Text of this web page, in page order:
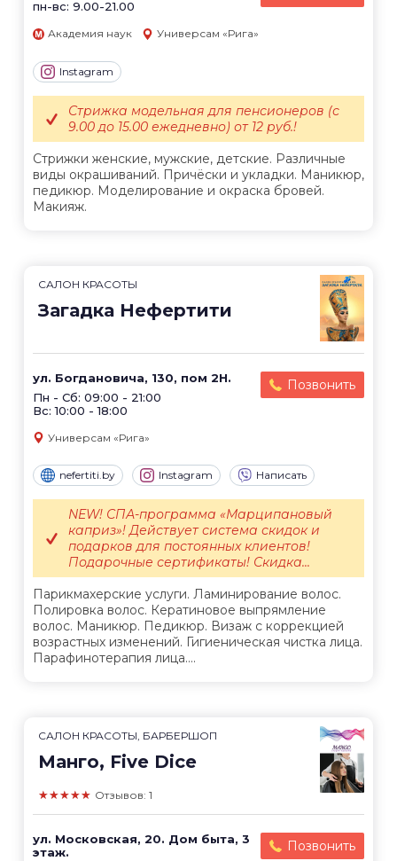
пн-вс: 9.00-21.00
Академия наук Универсам «Рига»
Instagram
Стрижки женские, мужские, детские. Различные
виды окрашиваний. Причёски и укладки. Маникюр,
педикюр. Моделирование и окраска бровей.
Макияж.
Стрижка модельная для пенсионеров (с
9.00 до 15.00 ежедневно) от 12 руб.!
САЛОН КРАСОТЫ
Загадка Нефертити
ул. Богдановича, 130, пом 2Н.
Пн - Сб: 09:00 - 21:00
Вс: 10:00 - 18:00
Позвонить
Универсам «Рига»
nefertiti.by Instagram Написать
Парикмахерские услуги. Ламинирование волос.
Полировка волос. Кератиновое выпрямление
волос. Маникюр. Педикюр. Визаж с коррекцией
возрастных изменений. Гигиеническая чистка лица.
Парафинотерапия лица....
NEW! СПА-программа «Марципановый
каприз»! Действует система скидок и
подарков для постоянных клиентов!
Подарочные сертификаты! Скидка...
САЛОН КРАСОТЫ, БАРБЕРШОП
Манго, Five Dice
★★★★★ Отзывов: 1
ул. Московская, 20. Дом быта, 3
этаж.
Позвонить